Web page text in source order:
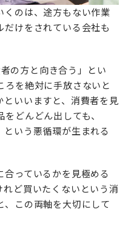
くのは、途方もない作業
だけをされている会社も
の方と向き合う」とい
ろを絶対に手放さないと
といいますと、消費者を見
どんどん出しても、
という悪循環が生まれる
っているかを見極める
れど買いたくないという消
、この両軸を大切にして